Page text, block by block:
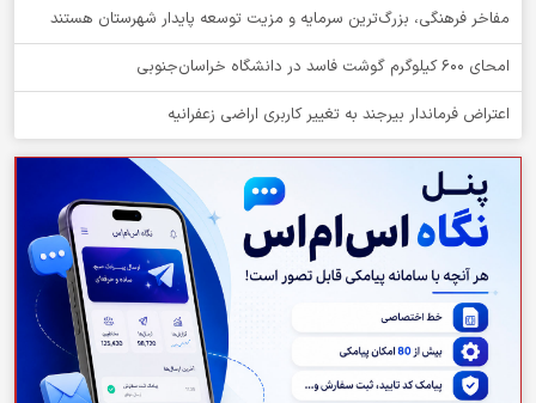
مفاخر فرهنگی، بزرگ‌ترین سرمایه و مزیت توسعه پایدار شهرستان هستند
امحای ۶۰۰ کیلوگرم گوشت فاسد در دانشگاه خراسان‌جنوبی
اعتراض فرماندار بیرجند به تغییر کاربری اراضی زعفرانیه